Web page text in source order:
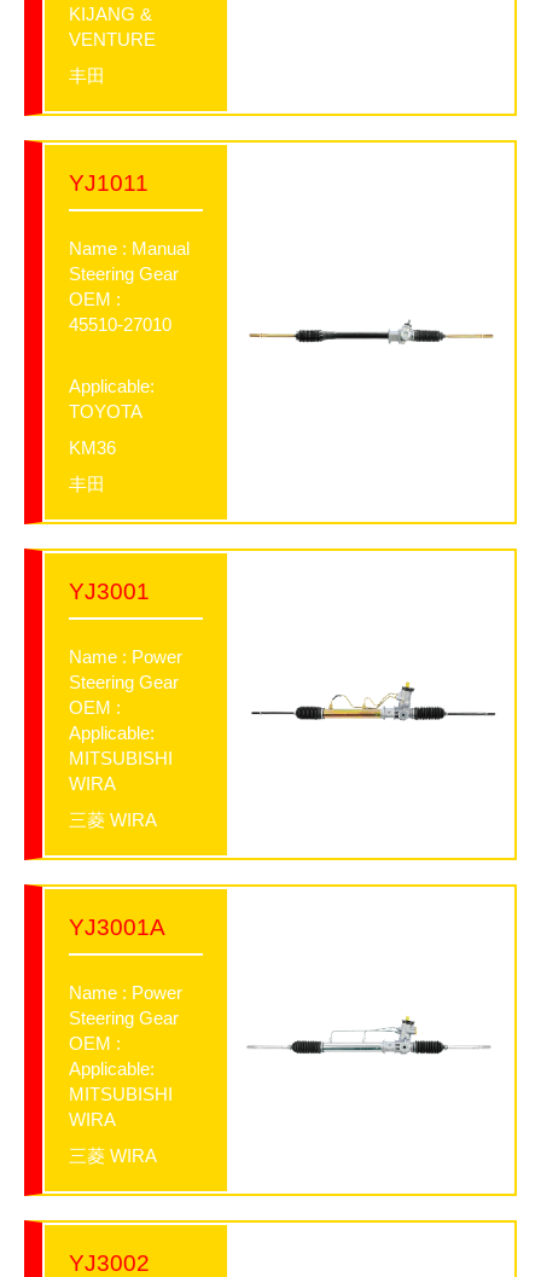
KIJANG &
VENTURE
丰田
YJ1011
Name : Manual
Steering Gear
OEM :
45510-27010
Applicable:
TOYOTA
KM36
丰田
YJ3001
Name : Power
Steering Gear
OEM :
Applicable:
MITSUBISHI
WIRA
三菱 WIRA
YJ3001A
Name : Power
Steering Gear
OEM :
Applicable:
MITSUBISHI
WIRA
三菱 WIRA
YJ3002